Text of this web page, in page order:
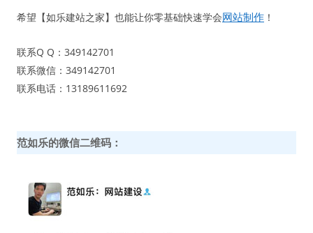
希望【如乐建站之家】也能让你零基础快速学会网站制作 ！
联系Q Q：349142701
联系微信：349142701
联系电话：13189611692
范如乐的微信二维码：